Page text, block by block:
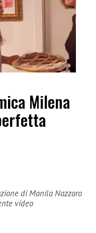
Milena
di Manila Nazzaro
video